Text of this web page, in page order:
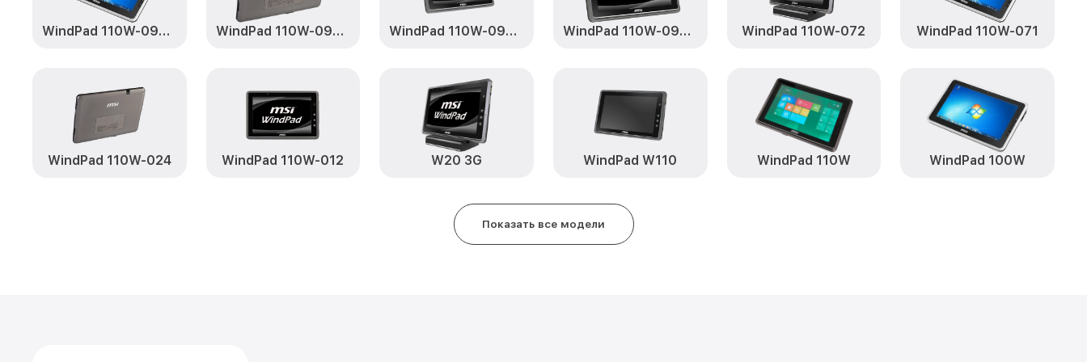
WindPad 110W-097RU WindPad 110W-096RU WindPad 110W-095RU WindPad 110W-094RU WindPad 110W-072 WindPad 110W-071
WindPad 110W-024 WindPad 110W-012 W20 3G WindPad W110 WindPad 110W WindPad 100W
Показать все модели